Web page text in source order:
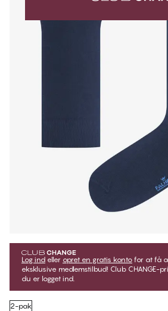
Log ind eller opret en gratis konto for at få
eksklusive medlemstilbud! Club CHANGE-
du er logget ind.
2-pak